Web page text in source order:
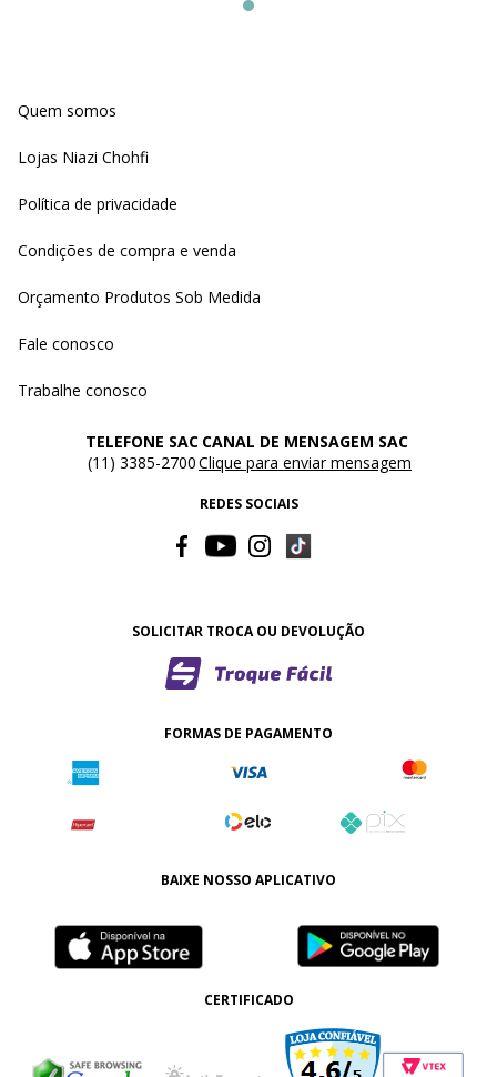
Quem somos
Lojas Niazi Chohfi
Política de privacidade
Condições de compra e venda
Orçamento Produtos Sob Medida
Fale conosco
Trabalhe conosco
TELEFONE SAC
(11) 3385-2700
CANAL DE MENSAGEM SAC
Clique para enviar mensagem
REDES SOCIAIS
SOLICITAR TROCA OU DEVOLUÇÃO
FORMAS DE PAGAMENTO
BAIXE NOSSO APLICATIVO
CERTIFICADO